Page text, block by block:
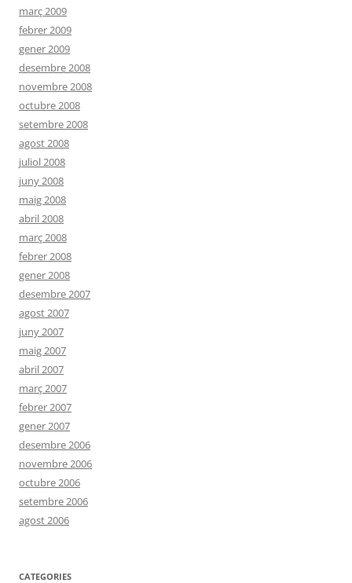
març 2009
febrer 2009
gener 2009
desembre 2008
novembre 2008
octubre 2008
setembre 2008
agost 2008
juliol 2008
juny 2008
maig 2008
abril 2008
març 2008
febrer 2008
gener 2008
desembre 2007
agost 2007
juny 2007
maig 2007
abril 2007
març 2007
febrer 2007
gener 2007
desembre 2006
novembre 2006
octubre 2006
setembre 2006
agost 2006
CATEGORIES